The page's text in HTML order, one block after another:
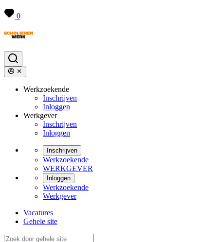
0
Werkzoekende
Inschrijven
Inloggen
Werkgever
Inschrijven
Inloggen
Inschrijven
Werkzoekende
WERKGEVER
Inloggen
Werkzoekende
Werkgever
Vacatures
Gehele site